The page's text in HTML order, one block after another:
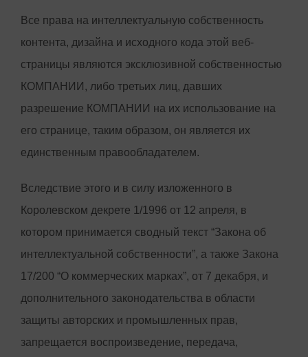
Все права на интеллектуальную собственность
контента, дизайна и исходного кода этой веб-
страницы являются эксклюзивной собственностью
КОМПАНИИ, либо третьих лиц, давших
разрешение КОМПАНИИ на их использование на
его странице, таким образом, он является их
единственным правообладателем.
Вследствие этого и в силу изложенного в
Королевском декрете 1/1996 от 12 апреля, в
котором принимается сводный текст “Закона об
интеллектуальной собственности”, а также Закона
17/200 “О коммерческих марках”, от 7 декабря, и
дополнительного законодательства в области
защиты авторских и промышленных прав,
запрещается воспроизведение, передача,